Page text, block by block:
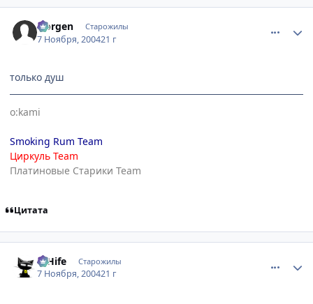
Norgen Старожилы
7 Ноября, 200421 г
только душ
o:kami
Smoking Rum Team
Циркуль Team
Платиновые Старики Team
Цитата
D'Hife Старожилы
7 Ноября, 200421 г